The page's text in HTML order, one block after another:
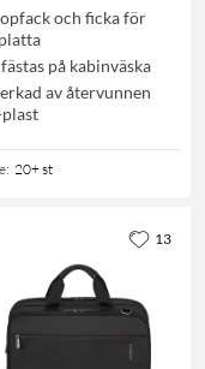
och ficka för
på kabinväska
av återvunnen
plast
: 20+ st
13